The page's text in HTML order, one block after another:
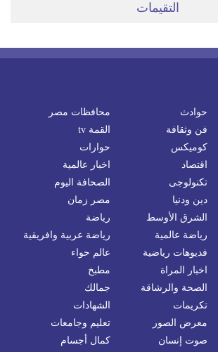
التقيمات
حوادث
محافظات مصر
فن وثقافة
القمة tv
كوميكس
حوارات
اقتصاد
اخبار عالمية
تكنولوجى
الصحافة اليوم
دين ودنيا
مصر زمان
الشرق الأوسط
رياضة
رياضة عالمية
رياضة عربية وافريقية
فديوهات رياضية
عالم حواء
اخبار المراة
مطبخ
الصحة والرشاقة
جمالك
تكريمات
الشهادات
معرض الصور
تعليم وجامعات
صوت إنسان كمال أجسام